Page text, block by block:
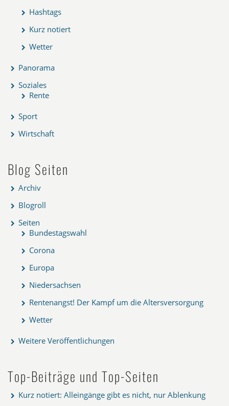
Hashtags
Kurz notiert
Wetter
Panorama
Soziales
Rente
Sport
Wirtschaft
Blog Seiten
Archiv
Blogroll
Seiten
Bundestagswahl
Corona
Europa
Niedersachsen
Rentenangst! Der Kampf um die Altersversorgung
Wetter
Weitere Veröffentlichungen
Top-Beiträge und Top-Seiten
Kurz notiert: Alleingänge gibt es nicht, nur Ablenkung